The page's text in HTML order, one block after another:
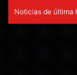
Noticias de última